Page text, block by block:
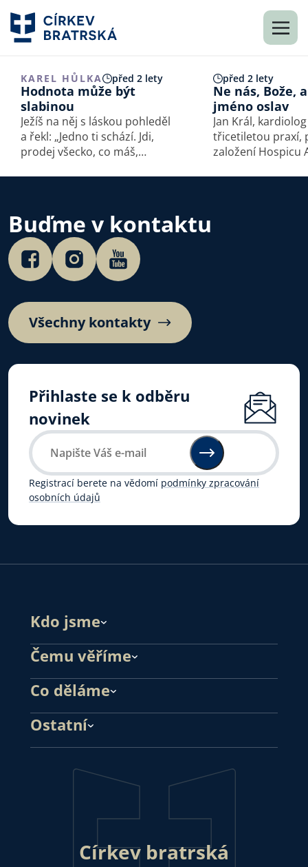
KAREL HŮLKA před 2 lety
Hodnota může být
slabinou
Ježíš na něj s láskou pohleděl
a řekl: „Jedno ti schází. Jdi,
prodej všecko, co máš,
10,21).
před 2 lety
Ne nás, Bože,
jméno oslav
Jan Král,
třicetiletou praxí,
založení Hospicu
Buďme v kontaktu
Všechny kontakty
Přihlaste se k odběru
novinek
Registrací berete na vědomí podmínky zpracování
osobních údajů
Kdo jsme
Čemu věříme
Co děláme
Ostatní
Církev bratrská